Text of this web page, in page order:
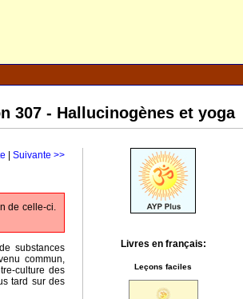
307 - Hallucinogènes et yoga
Suivante >>
de celle-ci.
substances
commun,
culture des
tard sur des
Livres en français:
Leçons faciles